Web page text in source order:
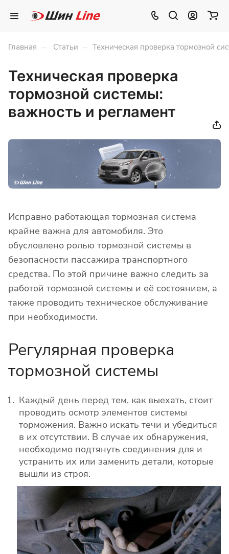
Главная – Статьи – Техническая проверка тормозной
Техническая проверка
тормозной системы:
важность и регламент
Исправно работающая тормозная система
крайне важна для автомобиля. Это
обусловлено ролью тормозной системы в
безопасности пассажира транспортного
средства. По этой причине важно следить за
работой тормозной системы и её состоянием, а
также проводить техническое обслуживание
при необходимости.
Регулярная проверка
тормозной системы
Каждый день перед тем, как выехать, стоит
проводить осмотр элементов системы
торможения. Важно искать течи и убедиться
в их отсутствии. В случае их обнаружения,
необходимо подтянуть соединения для и
устранить их или заменить детали, которые
вышли из строя.